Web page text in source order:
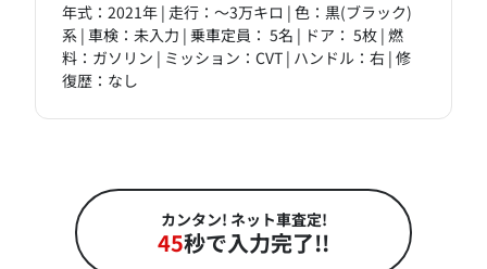
年式：2021年 | 走行：～3万キロ | 色：黒(ブラック)
系 | 車検：未入力 | 乗車定員： 5名 | ドア： 5枚 | 燃
料：ガソリン | ミッション：CVT | ハンドル：右 | 修
復歴：なし
カンタン! ネット車査定!
45秒で入力完了!!